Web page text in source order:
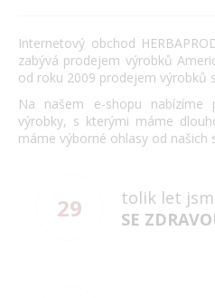
Internetový obchod
zabývá prodejem výrobků
od roku 2009 prodejem výrobků
Na našem e-shopu nabízíme
výrobky, s kterými máme
máme výborné ohlasy od našich
29
tolik let
SE